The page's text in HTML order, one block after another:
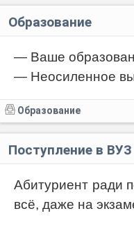
Образование
— Ваше
— Неосиленное
Образование
Поступление в ВУЗ
Абитуриент ради
всё, даже на